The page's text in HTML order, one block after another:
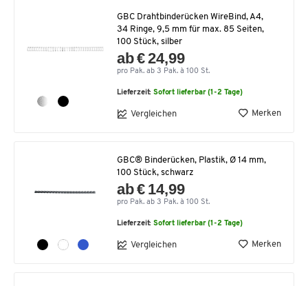
GBC Drahtbinderücken WireBind, A4,
34 Ringe, 9,5 mm für max. 85 Seiten,
100 Stück, silber
ab € 24,99
pro Pak. ab 3 Pak. à 100 St.
Lieferzeit:Sofort lieferbar (1-2 Tage)
Vergleichen Merken
GBC® Binderücken, Plastik, Ø 14 mm,
100 Stück, schwarz
ab € 14,99
pro Pak. ab 3 Pak. à 100 St.
Lieferzeit:Sofort lieferbar (1-2 Tage)
Vergleichen Merken